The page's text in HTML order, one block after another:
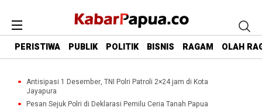
PERISTIWA PUBLIK POLITIK BISNIS RAGAM OLAH
Antisipasi 1 Desember, TNI Polri Patroli 2×24 jam di Kota
Jayapura
Pesan Sejuk Polri di Deklarasi Pemilu Ceria Tanah Papua